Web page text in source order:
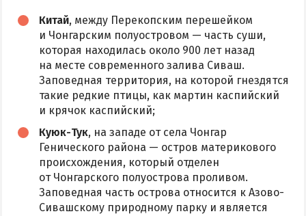
Китай, между Перекопским перешейком
и Чонгарским полуостровом — часть суши,
которая находилась около 900 лет назад
на месте современного залива Сиваш.
Заповедная территория, на которой гнездятся
такие редкие птицы, как мартин каспийский
и крячок каспийский;
Куюк-Тук, на западе от села Чонгар
Генического района — остров материкового
происхождения, который отделен
от Чонгарского полуострова проливом.
Заповедная часть острова относится к Азово-
Сивашскому природному парку и является